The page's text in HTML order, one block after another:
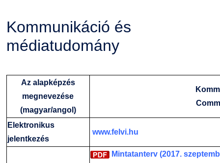
EHÖK
Ösztöndíjak
Kiemelt ösztöndíjak
Nemzetközi Lehetőségek
HASIT
Moodle
K+F+I
Átjelentkezőknek
Telefonkönyv
Intézményi és Tanulmányi Tájékoztató
Együttműködő partnereink
Kommunikáció és
médiatudomány
Az alapképzés
megnevezése
(magyar/angol)
Elektronikus
jelentkezés
www.felvi.hu
Mintatanterv (2017.